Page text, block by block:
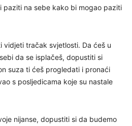
paziti na sebe kako bi mogao paziti
vidjeti tračak svjetlosti. Da ćeš u
da se isplačeš, dopustiti si
suza ti ćeš progledati i pronaći
s posljedicama koje su nastale
nijanse, dopustiti si da budemo